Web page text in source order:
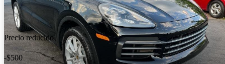
Precio reducido
-$500